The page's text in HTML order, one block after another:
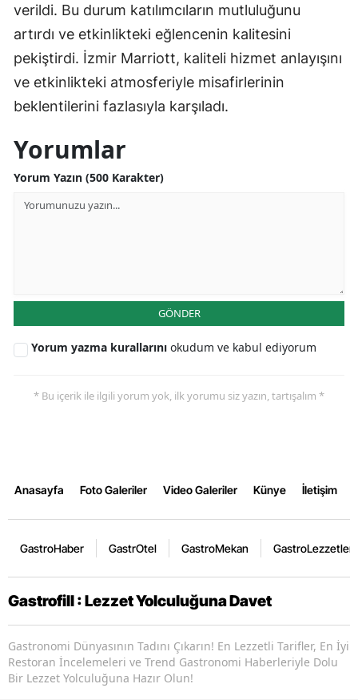
verildi. Bu durum katılımcıların mutluluğunu
artırdı ve etkinlikteki eğlencenin kalitesini
pekiştirdi. İzmir Marriott, kaliteli hizmet anlayışını
ve etkinlikteki atmosferiyle misafirlerinin
beklentilerini fazlasıyla karşıladı.
Yorumlar
Yorum Yazın (500 Karakter)
GÖNDER
Yorum yazma kurallarını okudum ve kabul ediyorum
* Bu içerik ile ilgili yorum yok, ilk yorumu siz yazın, tartışalım *
Anasayfa Foto Galeriler Video Galeriler Künye İletişim
GastroHaber GastrOtel GastroMekan GastroLezzetler
Gastrofill : Lezzet Yolculuğuna Davet
Gastronomi Dünyasının Tadını Çıkarın! En Lezzetli Tarifler, En İyi
Restoran İncelemeleri ve Trend Gastronomi Haberleriyle Dolu
Bir Lezzet Yolculuğuna Hazır Olun!